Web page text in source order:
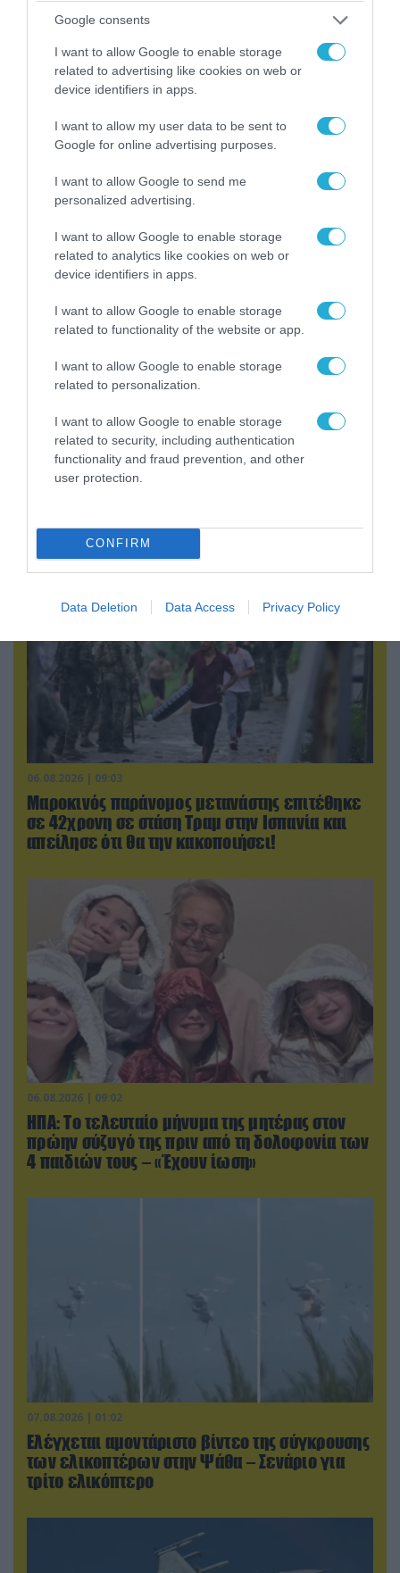
Google consents
I want to allow Google to enable storage
related to advertising like cookies on web or
device identifiers in apps.
I want to allow my user data to be sent to
Google for online advertising purposes.
I want to allow Google to send me
personalized advertising.
I want to allow Google to enable storage
related to analytics like cookies on web or
device identifiers in apps.
I want to allow Google to enable storage
related to functionality of the website or app.
I want to allow Google to enable storage
related to personalization.
I want to allow Google to enable storage
related to security, including authentication
functionality and fraud prevention, and other
user protection.
CONFIRM
Data Deletion Data Access Privacy Policy
400.000 τετραγωνικά μέτρα
ουκρανικών εγκαταστάσεων τον
Ιούλιο
07.08.2026
Οι ρωσικές δυνάμεις απέχουν
μόλις 5 χλμ. από Σλαβιάνσκ και
Κραματόρσκ στο Ντονέτσκ
07.08.2026
εκτέλεσε εν ψυχρώ την
26χρονη πρώην σύντροφό του
έξω από φαρμακείο (βίντεο)
Ν.Τραμπ: «Οι ΗΠΑ έχουν
απεριόριστα αποθέματα όπλων
και πυρομαχικών» (βίντεο)
Η Σαουδική Αραβία, η Τουρκία
και το Πακιστάν θα υπογράψουν
συμφωνία αμοιβαίας άμυνας
POPULAR 24H
06.08.2026 | 09:03
Μαροκινός παράνομος μετανάστης επιτέθηκε
σε 42χρονη σε στάση Τραμ στην Ισπανία και
απείλησε ότι θα την κακοποιήσει!
06.08.2026 | 09:02
ΗΠΑ: Το τελευταίο μήνυμα της μητέρας στον
πρώην σύζυγό της πριν από τη δολοφονία των
4 παιδιών τους – «Έχουν ίωση»
07.08.2026 | 01:02
Ελέγχεται αμοντάριστο βίντεο της σύγκρουσης
των ελικοπτέρων στην Ψάθα – Σενάριο για
τρίτο ελικόπτερο